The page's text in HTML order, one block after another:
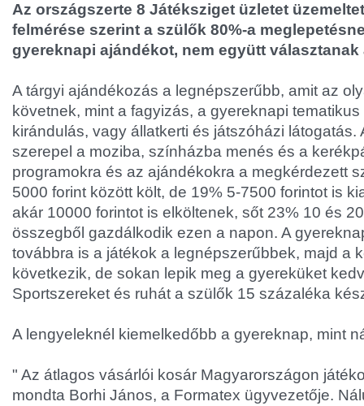
Az országszerte 8 Játéksziget üzletet
felmérése szerint a szülők 80%-a
gyereknapi ajándékot, nem együtt választanak
A tárgyi ajándékozás a legnépszerűbb, amit az
követnek, mint a fagyizás, a gyereknapi
kirándulás, vagy állatkerti és játszóházi látogatás.
szerepel a moziba, színházba menés és a
programokra és az ajándékokra a megkérdezett
5000 forint között költ, de 19% 5-7500 forintot is
akár 10000 forintot is elköltenek, sőt 23% 10 és
összegből gazdálkodik ezen a napon. A
továbbra is a játékok a legnépszerűbbek, majd a
következik, de sokan lepik meg a gyereküket
Sportszereket és ruhát a szülők 15 százaléka
A lengyeleknél kiemelkedőbb a gyereknap, mint
" Az átlagos vásárlói kosár Magyarországon
mondta Borhi János, a Formatex ügyvezetője.